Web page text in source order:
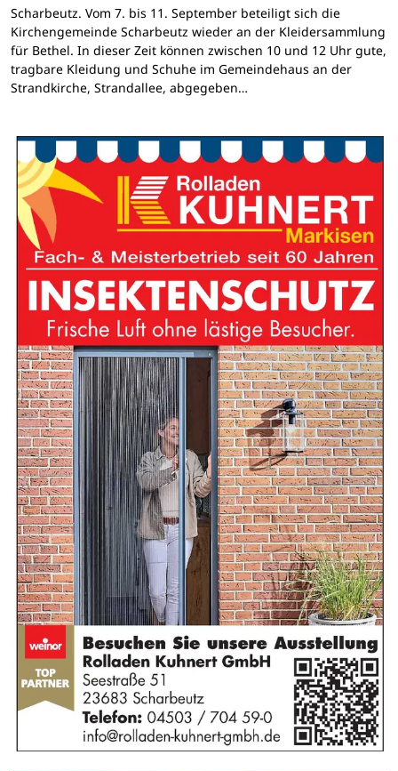
Scharbeutz. Vom 7. bis 11. September beteiligt sich die
Kirchengemeinde Scharbeutz wieder an der Kleidersammlung
für Bethel. In dieser Zeit können zwischen 10 und 12 Uhr gute,
tragbare Kleidung und Schuhe im Gemeindehaus an der
Strandkirche, Strandallee, abgegeben…